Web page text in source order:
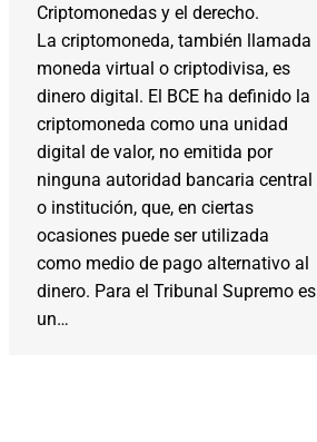
Criptomonedas y el derecho.
La criptomoneda, también llamada
moneda virtual o criptodivisa, es
dinero digital. El BCE ha definido la
criptomoneda como una unidad
digital de valor, no emitida por
ninguna autoridad bancaria central
o institución, que, en ciertas
ocasiones puede ser utilizada
como medio de pago alternativo al
dinero. Para el Tribunal Supremo es
un…